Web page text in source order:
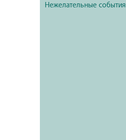
Нежелательные события